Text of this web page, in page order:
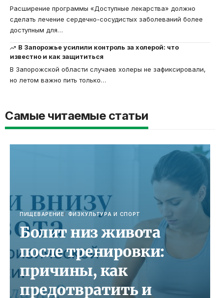
Расширение программы «Доступные лекарства» должно
сделать лечение сердечно-сосудистых заболеваний более
доступным для…
В Запорожье усилили контроль за холерой: что
известно и как защититься
В Запорожской области случаев холеры не зафиксировали,
но летом важно пить только…
Самые читаемые статьи
ПИЩЕВАРЕНИЕ ФИЗКУЛЬТУРА И СПОРТ
Болит низ живота
после тренировки:
причины, как
предотвратить и